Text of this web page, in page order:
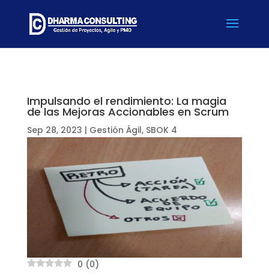
Impulsando el rendimiento: La magia
de las Mejoras Accionables en Scrum
Sep 28, 2023 | Gestión Ágil, SBOK 4
0 (0)